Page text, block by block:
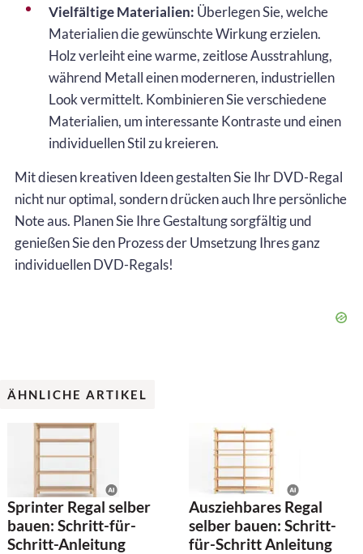
Vielfältige Materialien: Überlegen Sie, welche
Materialien die gewünschte Wirkung erzielen.
Holz verleiht eine warme, zeitlose Ausstrahlung,
während Metall einen moderneren, industriellen
Look vermittelt. Kombinieren Sie verschiedene
Materialien, um interessante Kontraste und einen
individuellen Stil zu kreieren.
Mit diesen kreativen Ideen gestalten Sie Ihr DVD-Regal
nicht nur optimal, sondern drücken auch Ihre persönliche
Note aus. Planen Sie Ihre Gestaltung sorgfältig und
genießen Sie den Prozess der Umsetzung Ihres ganz
individuellen DVD-Regals!
ÄHNLICHE ARTIKEL
Sprinter Regal selber
bauen: Schritt-für-
Schritt-Anleitung
Ausziehbares Regal
selber bauen: Schritt-
für-Schritt Anleitung